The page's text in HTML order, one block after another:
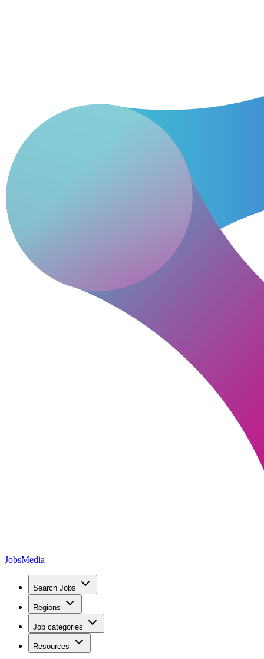
JobsMedia
Search Jobs
Regions
Job categories
Resources